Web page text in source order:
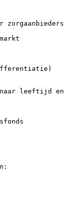
zorgaanbieders
naar leeftijd en